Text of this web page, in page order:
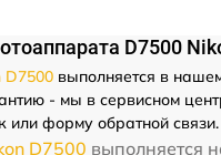
D7500
D7500 выполняется в
- мы в сервисном
или форму обратной связи.
D7500 выполняется